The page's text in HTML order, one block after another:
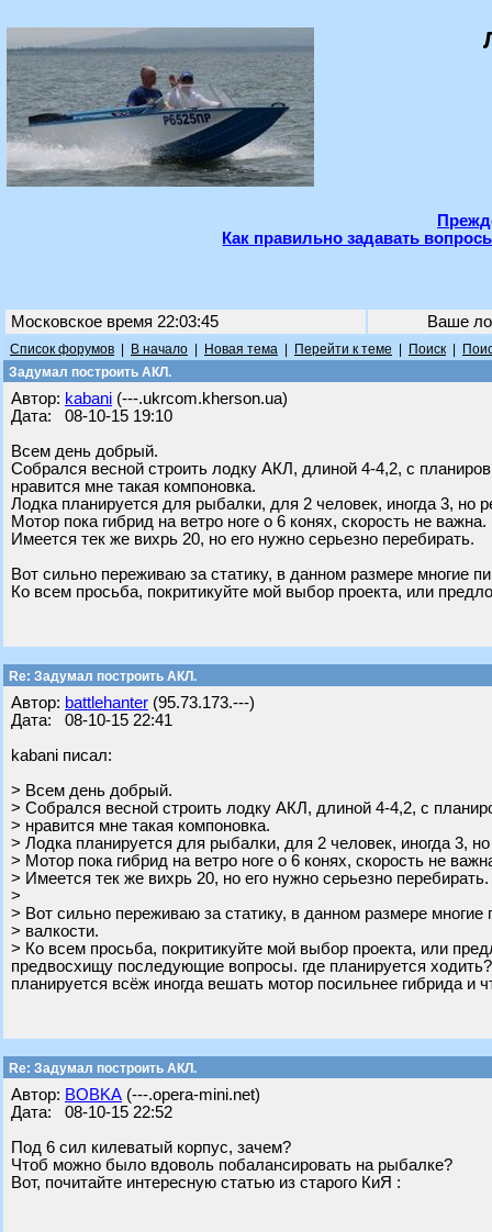
Как правильно задавать
Московское время 22:03:45 Ваше
Список форумов В начало Новая тема Перейти к теме Поиск
Задумал построить АКЛ.
Автор: kabani (---.ukrcom.kherson.ua)
Дата: 08-10-15 19:10
Всем день добрый.
Собрался весной строить лодку АКЛ, длиной 4-4,2, с
нравится мне такая компоновка.
Лодка планируется для рыбалки, для 2 человек, иногда 3, но
Мотор пока гибрид на ветро ноге о 6 конях, скорость не важна.
Имеется тек же вихрь 20, но его нужно серьезно перебирать.
Вот сильно переживаю за статику, в данном размере многие
Ко всем просьба, покритикуйте мой выбор проекта, или
Re: Задумал построить АКЛ.
Автор: battlehanter (95.73.173.---)
Дата: 08-10-15 22:41
kabani писал:
> Всем день добрый.
> Собрался весной строить лодку АКЛ, длиной 4-4,2, с
> нравится мне такая компоновка.
> Лодка планируется для рыбалки, для 2 человек, иногда 3,
> Мотор пока гибрид на ветро ноге о 6 конях, скорость не
> Имеется тек же вихрь 20, но его нужно серьезно перебирать.
>
> Вот сильно переживаю за статику, в данном размере многие
> валкости.
> Ко всем просьба, покритикуйте мой выбор проекта, или
предвосхищу последующие вопросы. где планируется
планируется всёж иногда вешать мотор посильнее гибрида и
Re: Задумал построить АКЛ.
Автор: BOBKA (---.opera-mini.net)
Дата: 08-10-15 22:52
Под 6 сил килеватый корпус, зачем?
Чтоб можно было вдоволь побалансировать на рыбалке?
Вот, почитайте интересную статью из старого КиЯ :